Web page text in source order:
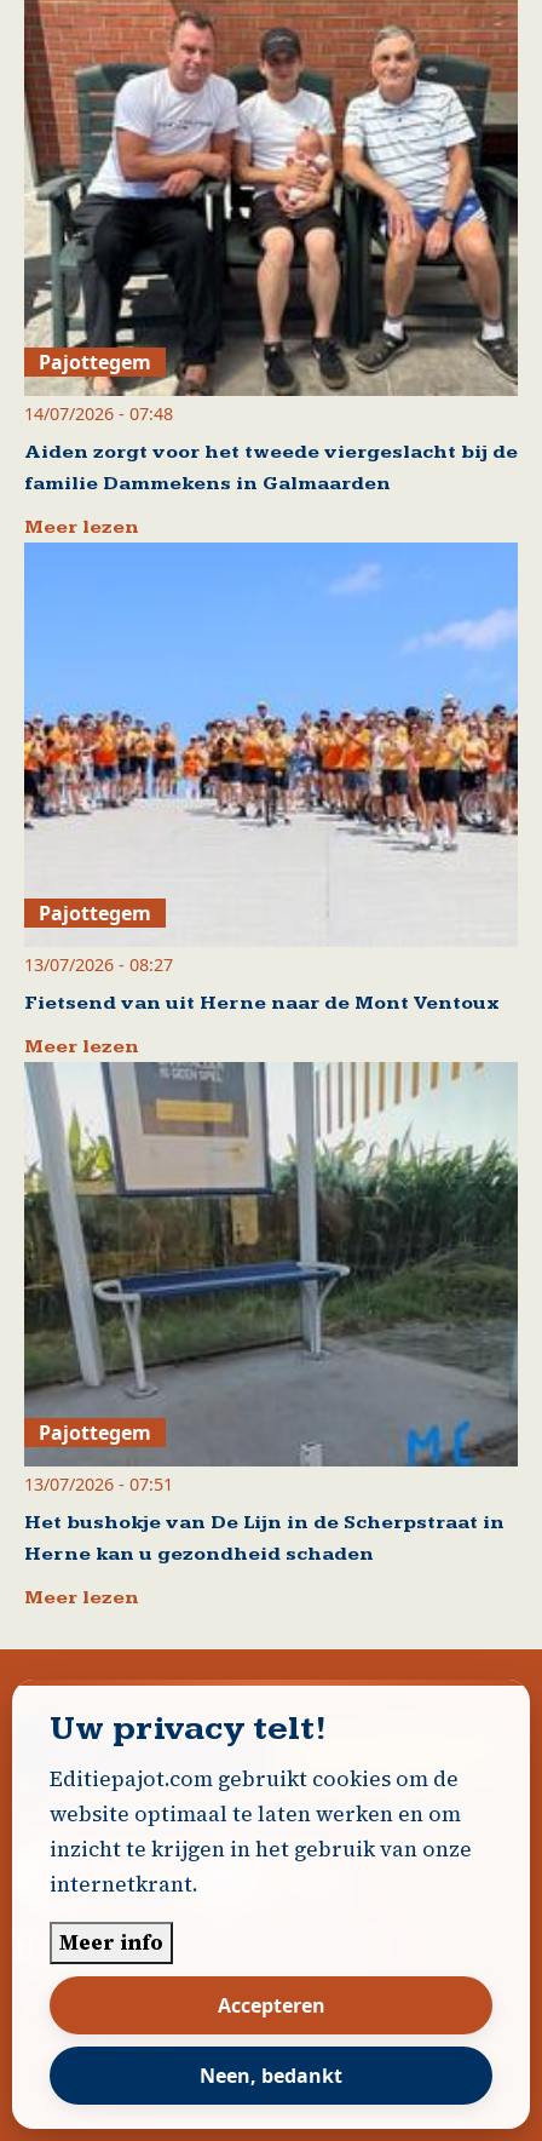
Pajottegem
14/07/2026 - 07:48
Aiden zorgt voor het tweede viergeslacht bij de
familie Dammekens in Galmaarden
Meer lezen
Pajottegem
13/07/2026 - 08:27
Fietsend van uit Herne naar de Mont Ventoux
Meer lezen
Pajottegem
13/07/2026 - 07:51
Het bushokje van De Lijn in de Scherpstraat in
Herne kan u gezondheid schaden
Meer lezen
Heeft U nieuws te melden?
Voet
Gemeenten
Affligem
Asse
Uw privacy telt!
Editiepajot.com gebruikt cookies om de
website optimaal te laten werken en om
inzicht te krijgen in het gebruik van onze
internetkrant.
Meer info
Accepteren
Neen, bedankt